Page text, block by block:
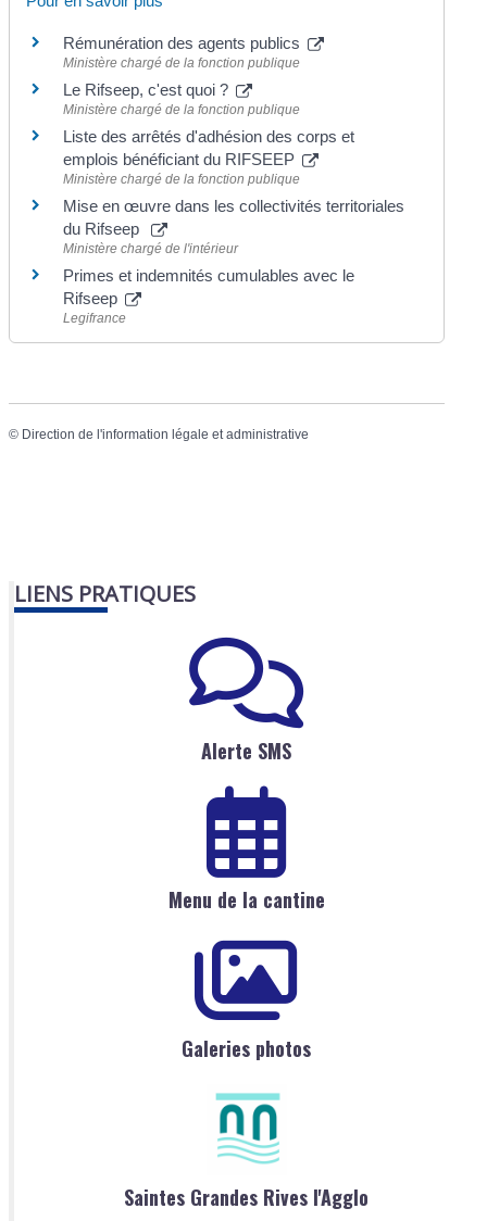
Rémunération des agents publics
Ministère chargé de la fonction publique
Le Rifseep, c'est quoi ?
Ministère chargé de la fonction publique
Liste des arrêtés d'adhésion des corps et
emplois bénéficiant du RIFSEEP
Ministère chargé de la fonction publique
Mise en œuvre dans les collectivités territoriales
du Rifseep
Ministère chargé de l'intérieur
Primes et indemnités cumulables avec le
Rifseep
Legifrance
© Direction de l'information légale et administrative
LIENS PRATIQUES
Alerte SMS
Menu de la cantine
Galeries photos
Saintes Grandes Rives l'Agglo